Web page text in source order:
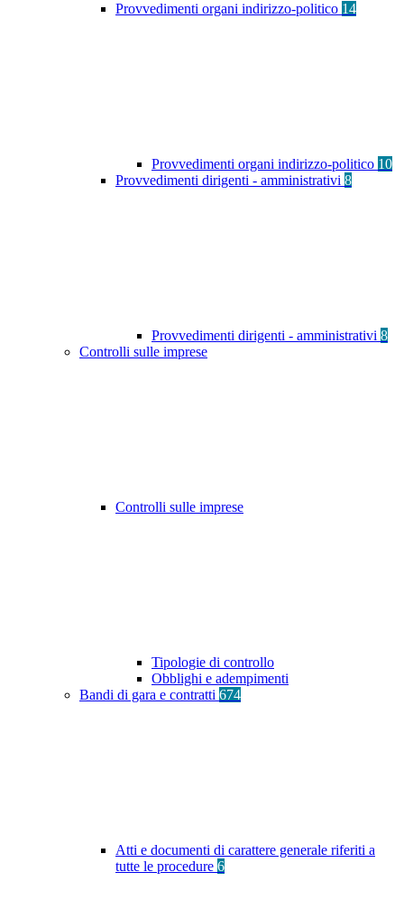
Provvedimenti organi indirizzo-politico 14
Provvedimenti organi indirizzo-politico 10
Provvedimenti dirigenti - amministrativi 8
Provvedimenti dirigenti - amministrativi 8
Controlli sulle imprese
Controlli sulle imprese
Tipologie di controllo
Obblighi e adempimenti
Bandi di gara e contratti 674
Atti e documenti di carattere generale riferiti a
tutte le procedure 6